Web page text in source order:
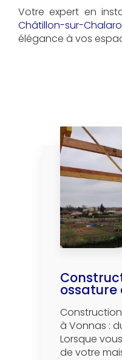
Votre expert en
Châtillon-sur-
élégance à vos
ossature
à Vonnas :
Lorsque
de votre